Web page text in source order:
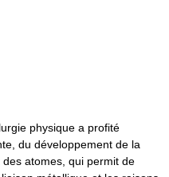
physique a profité
du développement de la
atomes, qui permit de